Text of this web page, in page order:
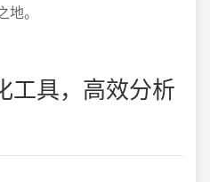
。
工具，高效分析